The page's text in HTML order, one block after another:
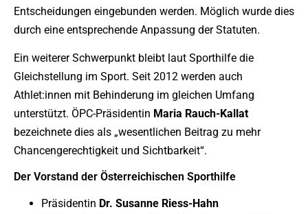
Entscheidungen eingebunden werden. Möglich wurde dies
durch eine entsprechende Anpassung der Statuten.
Ein weiterer Schwerpunkt bleibt laut Sporthilfe die
Gleichstellung im Sport. Seit 2012 werden auch
Athlet:innen mit Behinderung im gleichen Umfang
unterstützt. ÖPC-Präsidentin Maria Rauch-Kallat
bezeichnete dies als „wesentlichen Beitrag zu mehr
Chancengerechtigkeit und Sichtbarkeit“.
Der Vorstand der Österreichischen Sporthilfe
Präsidentin Dr. Susanne Riess-Hahn